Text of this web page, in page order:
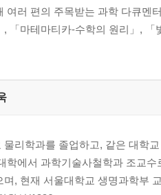
여러 편의 주목받는 과학 다큐멘
, 「마테마티카-수학의 원리」,
물리학과를 졸업하고, 같은 대학
학에서 과학기술사철학과 조교
며, 현재 서울대학교 생명과학부